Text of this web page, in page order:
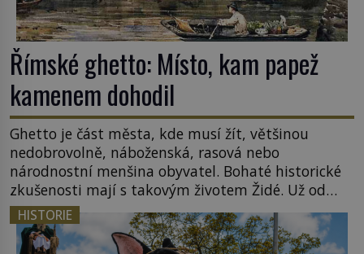
Římské ghetto: Místo, kam papež
kamenem dohodil
Ghetto je část města, kde musí žít, většinou
nedobrovolně, náboženská, rasová nebo
národnostní menšina obyvatel. Bohaté historické
zkušenosti mají s takovým životem Židé. Už od
středověku jsou totiž v každou chvíli nuceni v
nějakém žít. Mezi ty nejslavnější patří i římské
ghetto založené v roce 1555. Pokud jde o vztah
HISTORIE